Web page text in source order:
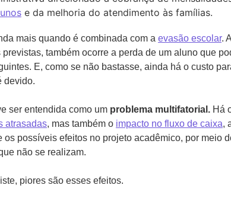
e da melhoria do atendimento às famílias.
mais quando é combinada com a evasão escolar.
também ocorre a perda de um aluno que
E, como se não bastasse, ainda há o custo
devido.
ser entendida como um problema multifatorial. Há
atrasadas, mas também o impacto no fluxo de caixa,
os possíveis efeitos no projeto acadêmico, por meio
não se realizam.
piores são esses efeitos.